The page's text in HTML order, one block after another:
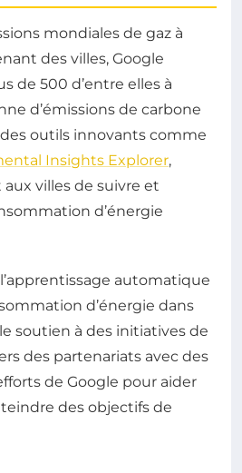
mondiales de gaz à
des villes, Google
de 500 d’entre elles à
d’émissions de carbone
outils innovants comme
Insights Explorer,
villes de suivre et
d’énergie
l’apprentissage automatique
d’énergie dans
soutien à des initiatives de
des partenariats avec des
de Google pour aider
des objectifs de